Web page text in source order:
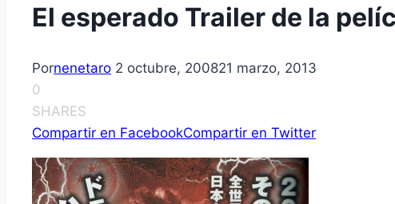
El esperado Trailer de la
Pornenetaro 2 octubre, 200821 marzo, 2013
0
SHARES
Compartir en FacebookCompartir en Twitter